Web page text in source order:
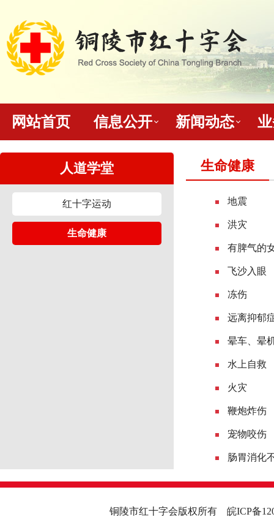
网站首页 信息公开 新闻动态
人道学堂
红十字运动
生命健康
生命健康
地震
洪灾
有脾气的
飞沙入眼
冻伤
远离抑郁
晕车、晕
水上自救
火灾
鞭炮炸伤
宠物咬伤
肠胃消化
铜陵市红十字会版权所有 皖ICP备